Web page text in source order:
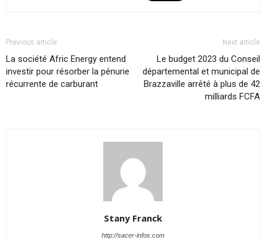
Previous article
La société Afric Energy entend
investir pour résorber la pénurie
récurrente de carburant
Next article
Le budget 2023 du Conseil
départemental et municipal de
Brazzaville arrêté à plus de 42
milliards FCFA
Stany Franck
http://sacer-infos.com